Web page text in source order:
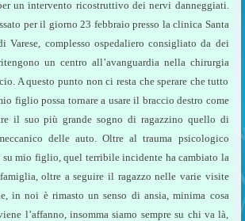
un intervento ricostruttivo dei nervi danneggiati.
per il giorno 23 febbraio presso la clinica Santa
Varese, complesso ospedaliero consigliato da dei
un centro all’avanguardia nella chirurgia
A questo punto non ci resta che sperare che tutto
figlio possa tornare a usare il braccio destro come
il suo più grande sogno di ragazzino quello di
delle auto. Oltre al trauma psicologico
su mio figlio, quel terribile incidente ha cambiato la
oltre a seguire il ragazzo nelle varie visite
in noi è rimasto un senso di ansia, minima cosa
l’affanno, insomma siamo sempre su chi va là,